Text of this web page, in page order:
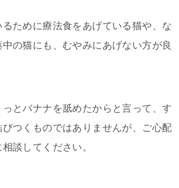
ために療法食をあげている猫や、な
の猫にも、むやみにあげない方が良
とバナナを舐めたからと言って、す
びつくものではありませんが、ご心配
談してください。